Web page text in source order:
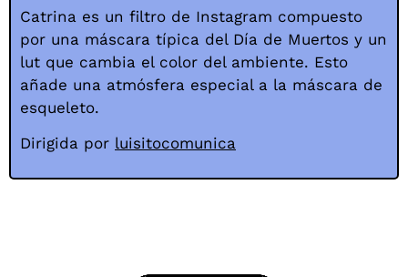
Catrina es un filtro de Instagram compuesto
por una máscara típica del Día de Muertos y un
lut que cambia el color del ambiente. Esto
añade una atmósfera especial a la máscara de
esqueleto.
Dirigida por luisitocomunica